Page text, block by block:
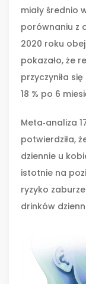
miały średnio
porównaniu z
2020 roku
pokazało, że
przyczyniła
18 % po 6
Meta‑analiza
potwierdziła,
dziennie u
istotnie na
ryzyko
drinków